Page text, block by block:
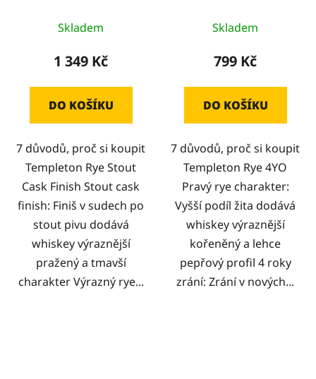
Skladem
1 349 Kč
DO KOŠÍKU
7 důvodů, proč si koupit
Templeton Rye Stout
Cask Finish Stout cask
finish: Finiš v sudech po
stout pivu dodává
whiskey výraznější
pražený a tmavší
charakter Výrazný rye...
Skladem
799 Kč
DO KOŠÍKU
7 důvodů, proč si koupit
Templeton Rye 4YO
Pravý rye charakter:
Vyšší podíl žita dodává
whiskey výraznější
kořeněný a lehce
pepřový profil 4 roky
zrání: Zrání v nových...